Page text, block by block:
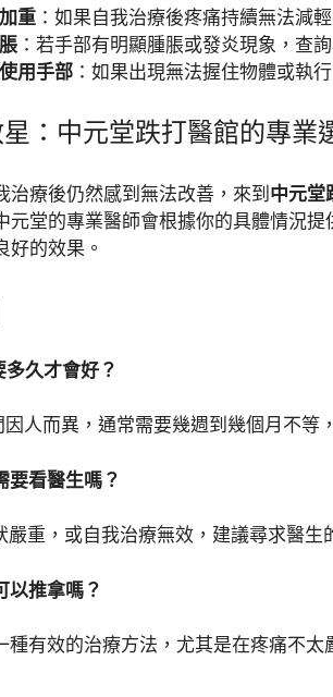
重 ：如果自我治療後疼痛持續無法減
：若手部有明顯腫脹或發炎現象，查
用手部 ：如果出現無法握住物體或執
：中元堂跌打醫館的專業
治療後仍然感到無法改善，來到 中元堂
元堂的專業醫師會根據你的具體情況
好的效果。
多久才會好？
人而異，通常需要幾週到幾個月不等
要看醫生嗎？
重，或自我治療無效，建議尋求醫生
以推拿嗎？
種有效的治療方法，尤其是在疼痛不